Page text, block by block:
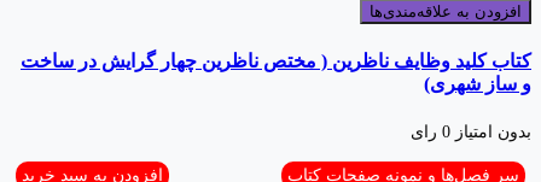
افزودن به علاقه‌مندی‌ها
کتاب کلید وظایف ناظرین ( مختص ناظرین چهار گرایش در ساخت
و ساز شهری)
بدون امتیاز 0 رای
سر فصل‌ها و نمونه صفحات کتاب افزودن به سبد خرید